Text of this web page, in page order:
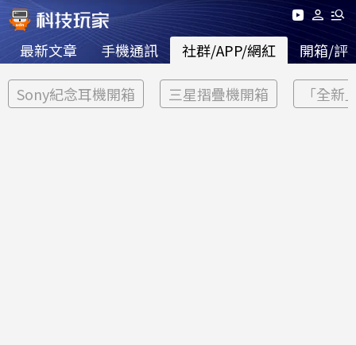
最新文章 手機通訊 社群/APP/網紅 開箱/評
Sony紀念耳機開箱 三星摺疊機開箱 「全新